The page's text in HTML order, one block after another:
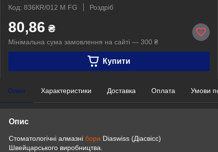
Код: 836КR/012 M FG
Роздріб
80,86 ₴
Мінімальна сума замовлення на сайті — 300 ₴
Купити
Опис Характеристики Доставка Оплата Умови
Опис
Стоматологічні алмазні бори Diaswiss (Діасвісс)
Швейцарського виробництва.